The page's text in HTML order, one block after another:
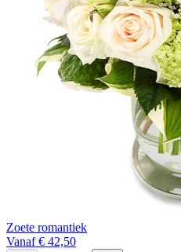
Zoete romantiek
Vanaf € 42,50